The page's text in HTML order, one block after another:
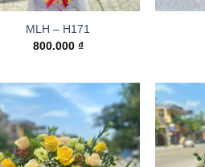
MLH – H171
800.000 ₫